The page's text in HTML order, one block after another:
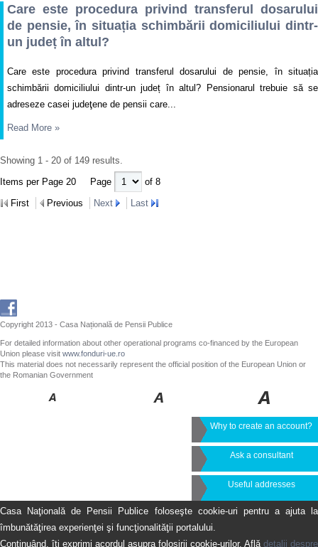
Care este procedura privind transferul dosarului
de pensie, în situația schimbării domiciliului dintr-
un județ în altul?
Care este procedura privind transferul dosarului de pensie, în situația
schimbării domiciliului dintr-un județ în altul? Pensionarul trebuie să se
adreseze casei judeţene de pensii care...
Read More »
Showing 1 - 20 of 149 results.
Items per Page 20
Page
of 8
First
Previous Next Last
Copyright 2013 - Casa Națională de Pensii Publice
For detailed information about other operational programs co-financed by the European
Union please visit www.fonduri-ue.ro
This material does not necessarily represent the official position of the European Union or
the Romanian Government
Why to create an account?
Ask a consultant
Useful addresses
Casa Naţională de Pensii Publice foloseşte cookie-uri pentru a ajuta la
îmbunătăţirea experienţei şi funcţionalităţii portalului.
Continuând, îţi exprimi acordul asupra folosirii cookie-urilor. Află detalii despre